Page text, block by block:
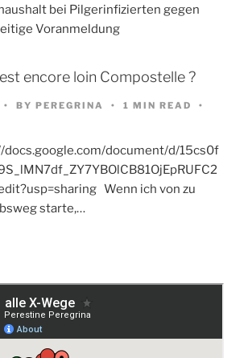
bei Pilgerinfizierten gegen
Voranmeldung
encore loin Compostelle ?
BY PEREGRINA
1 MIN READ
docs.google.com/document/d/15cs0f
Wenn ich von zu
starte,…